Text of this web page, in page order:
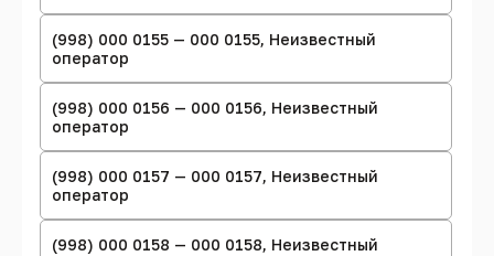
(998) 000 0155 — 000 0155, Неизвестный
оператор
(998) 000 0156 — 000 0156, Неизвестный
оператор
(998) 000 0157 — 000 0157, Неизвестный
оператор
(998) 000 0158 — 000 0158, Неизвестный